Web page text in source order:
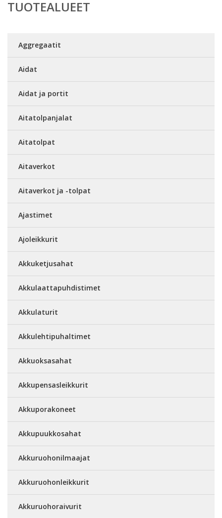
TUOTEALUEET
Aggregaatit
Aidat
Aidat ja portit
Aitatolpanjalat
Aitatolpat
Aitaverkot
Aitaverkot ja -tolpat
Ajastimet
Ajoleikkurit
Akkuketjusahat
Akkulaattapuhdistimet
Akkulaturit
Akkulehtipuhaltimet
Akkuoksasahat
Akkupensasleikkurit
Akkuporakoneet
Akkupuukkosahat
Akkuruohonilmaajat
Akkuruohonleikkurit
Akkuruohoraivurit